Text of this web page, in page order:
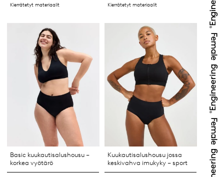
Kierrätetyt materiaalit Kierrätetyt materiaalit
Basic kuukautisalushousu –
korkea vyötärö
Kuukautisalushousu jossa
keskivahva imukyky – sport